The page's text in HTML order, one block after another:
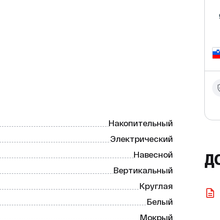
надёжное и эффективное решение для
Накопительный
Электрический
Навесной
Вертикальный
Круглая
Белый
Мокрый